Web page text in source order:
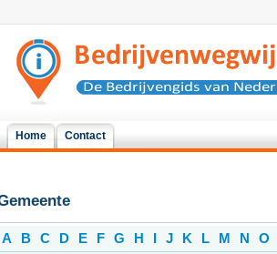
Home Contact
A B C D E F G H I J K L M N O